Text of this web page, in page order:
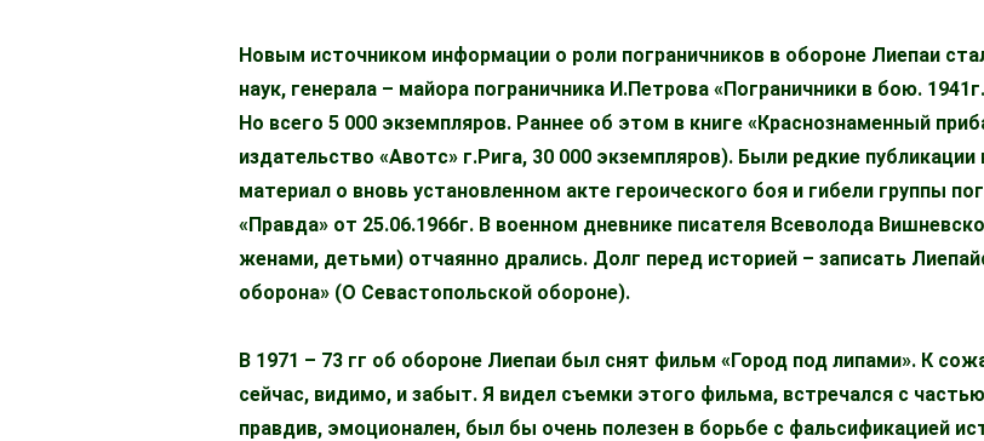
Новым источником информации о роли пограничников в обороне Лиепаи
наук, генерала – майора пограничника И.Петрова «Пограничники в бою.
Но всего 5 000 экземпляров. Раннее об этом в книге «Краснознаменный
издательство «Авотс» г.Рига, 30 000 экземпляров). Были редкие
материал о вновь установленном акте героического боя и гибели группы
«Правда» от 25.06.1966г. В военном дневнике писателя Всеволода
женами, детьми) отчаянно дрались. Долг перед историей – записать
оборона» (О Севастопольской обороне).
В 1971 – 73 гг об обороне Лиепаи был снят фильм «Город под липами». К
сейчас, видимо, и забыт. Я видел съемки этого фильма, встречался с
правдив, эмоционален, был бы очень полезен в борьбе с фальсификацией